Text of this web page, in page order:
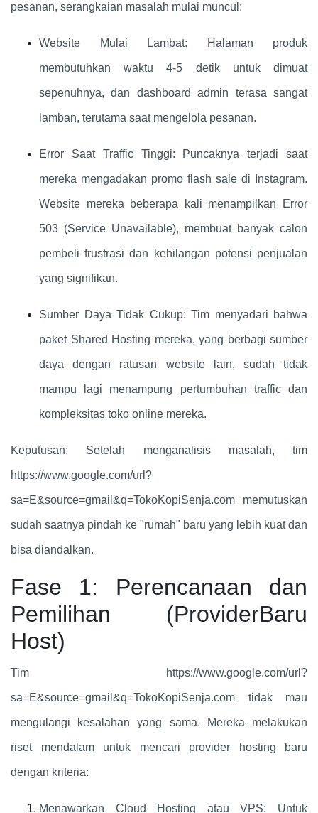
pesanan, serangkaian masalah mulai muncul:
Website Mulai Lambat: Halaman produk
membutuhkan waktu 4-5 detik untuk dimuat
sepenuhnya, dan dashboard admin terasa sangat
lamban, terutama saat mengelola pesanan.
Error Saat Traffic Tinggi: Puncaknya terjadi saat
mereka mengadakan promo flash sale di Instagram.
Website mereka beberapa kali menampilkan Error
503 (Service Unavailable), membuat banyak calon
pembeli frustrasi dan kehilangan potensi penjualan
yang signifikan.
Sumber Daya Tidak Cukup: Tim menyadari bahwa
paket Shared Hosting mereka, yang berbagi sumber
daya dengan ratusan website lain, sudah tidak
mampu lagi menampung pertumbuhan traffic dan
kompleksitas toko online mereka.
Keputusan: Setelah menganalisis masalah, tim
https://www.google.com/url?
sa=E&source=gmail&q=TokoKopiSenja.com memutuskan
sudah saatnya pindah ke "rumah" baru yang lebih kuat dan
bisa diandalkan.
Fase 1: Perencanaan dan
Pemilihan (ProviderBaru
Host)
Tim https://www.google.com/url?
sa=E&source=gmail&q=TokoKopiSenja.com tidak mau
mengulangi kesalahan yang sama. Mereka melakukan
riset mendalam untuk mencari provider hosting baru
dengan kriteria:
Menawarkan Cloud Hosting atau VPS: Untuk